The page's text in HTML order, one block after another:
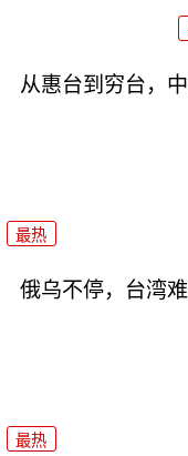
从惠台到穷台，
最热
俄乌不停，台湾
最热